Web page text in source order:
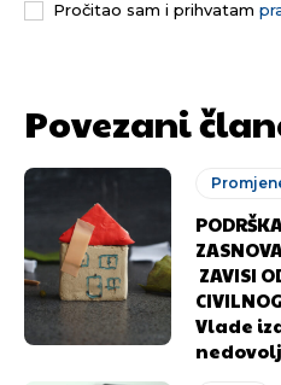
Pusti
Pusti
Pročitao sam i prihvatam
Povezani
ZAVISI
Vlade